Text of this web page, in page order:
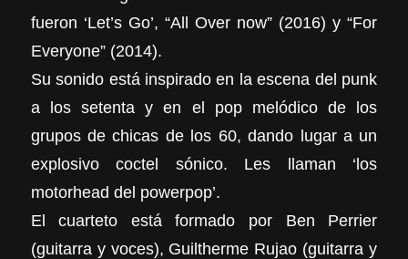
fueron ‘Let’s Go’, “All Over now” (2016) y “For
Everyone” (2014).
Su sonido está inspirado en la escena del punk
a los setenta y en el pop melódico de los
grupos de chicas de los 60, dando lugar a un
explosivo coctel sónico. Les llaman ‘los
motorhead del powerpop’.
El cuarteto está formado por Ben Perrier
(guitarra y voces), Guiltherme Rujao (guitarra y